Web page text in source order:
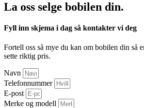
La oss selge bobilen din.
Fyll inn skjema i dag så kontakter vi deg
Fortell oss så mye du kan om bobilen din så
sette riktig pris.
Navn
Telefonnummer
E-post
Merke og modell